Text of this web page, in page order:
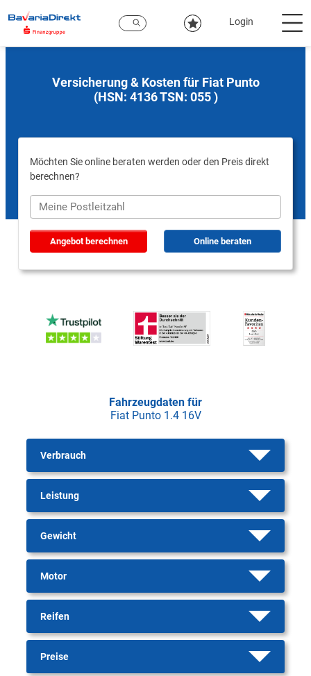
Hauptinhalt
Login
Versicherung & Kosten für Fiat Punto
(HSN: 4136 TSN: 055 )
Möchten Sie online beraten werden oder den Preis direkt
berechnen?
Angebot berechnen Online beraten
Fahrzeugdaten für
Fiat Punto 1.4 16V
Verbrauch
Leistung
Gewicht
Motor
Reifen
Preise